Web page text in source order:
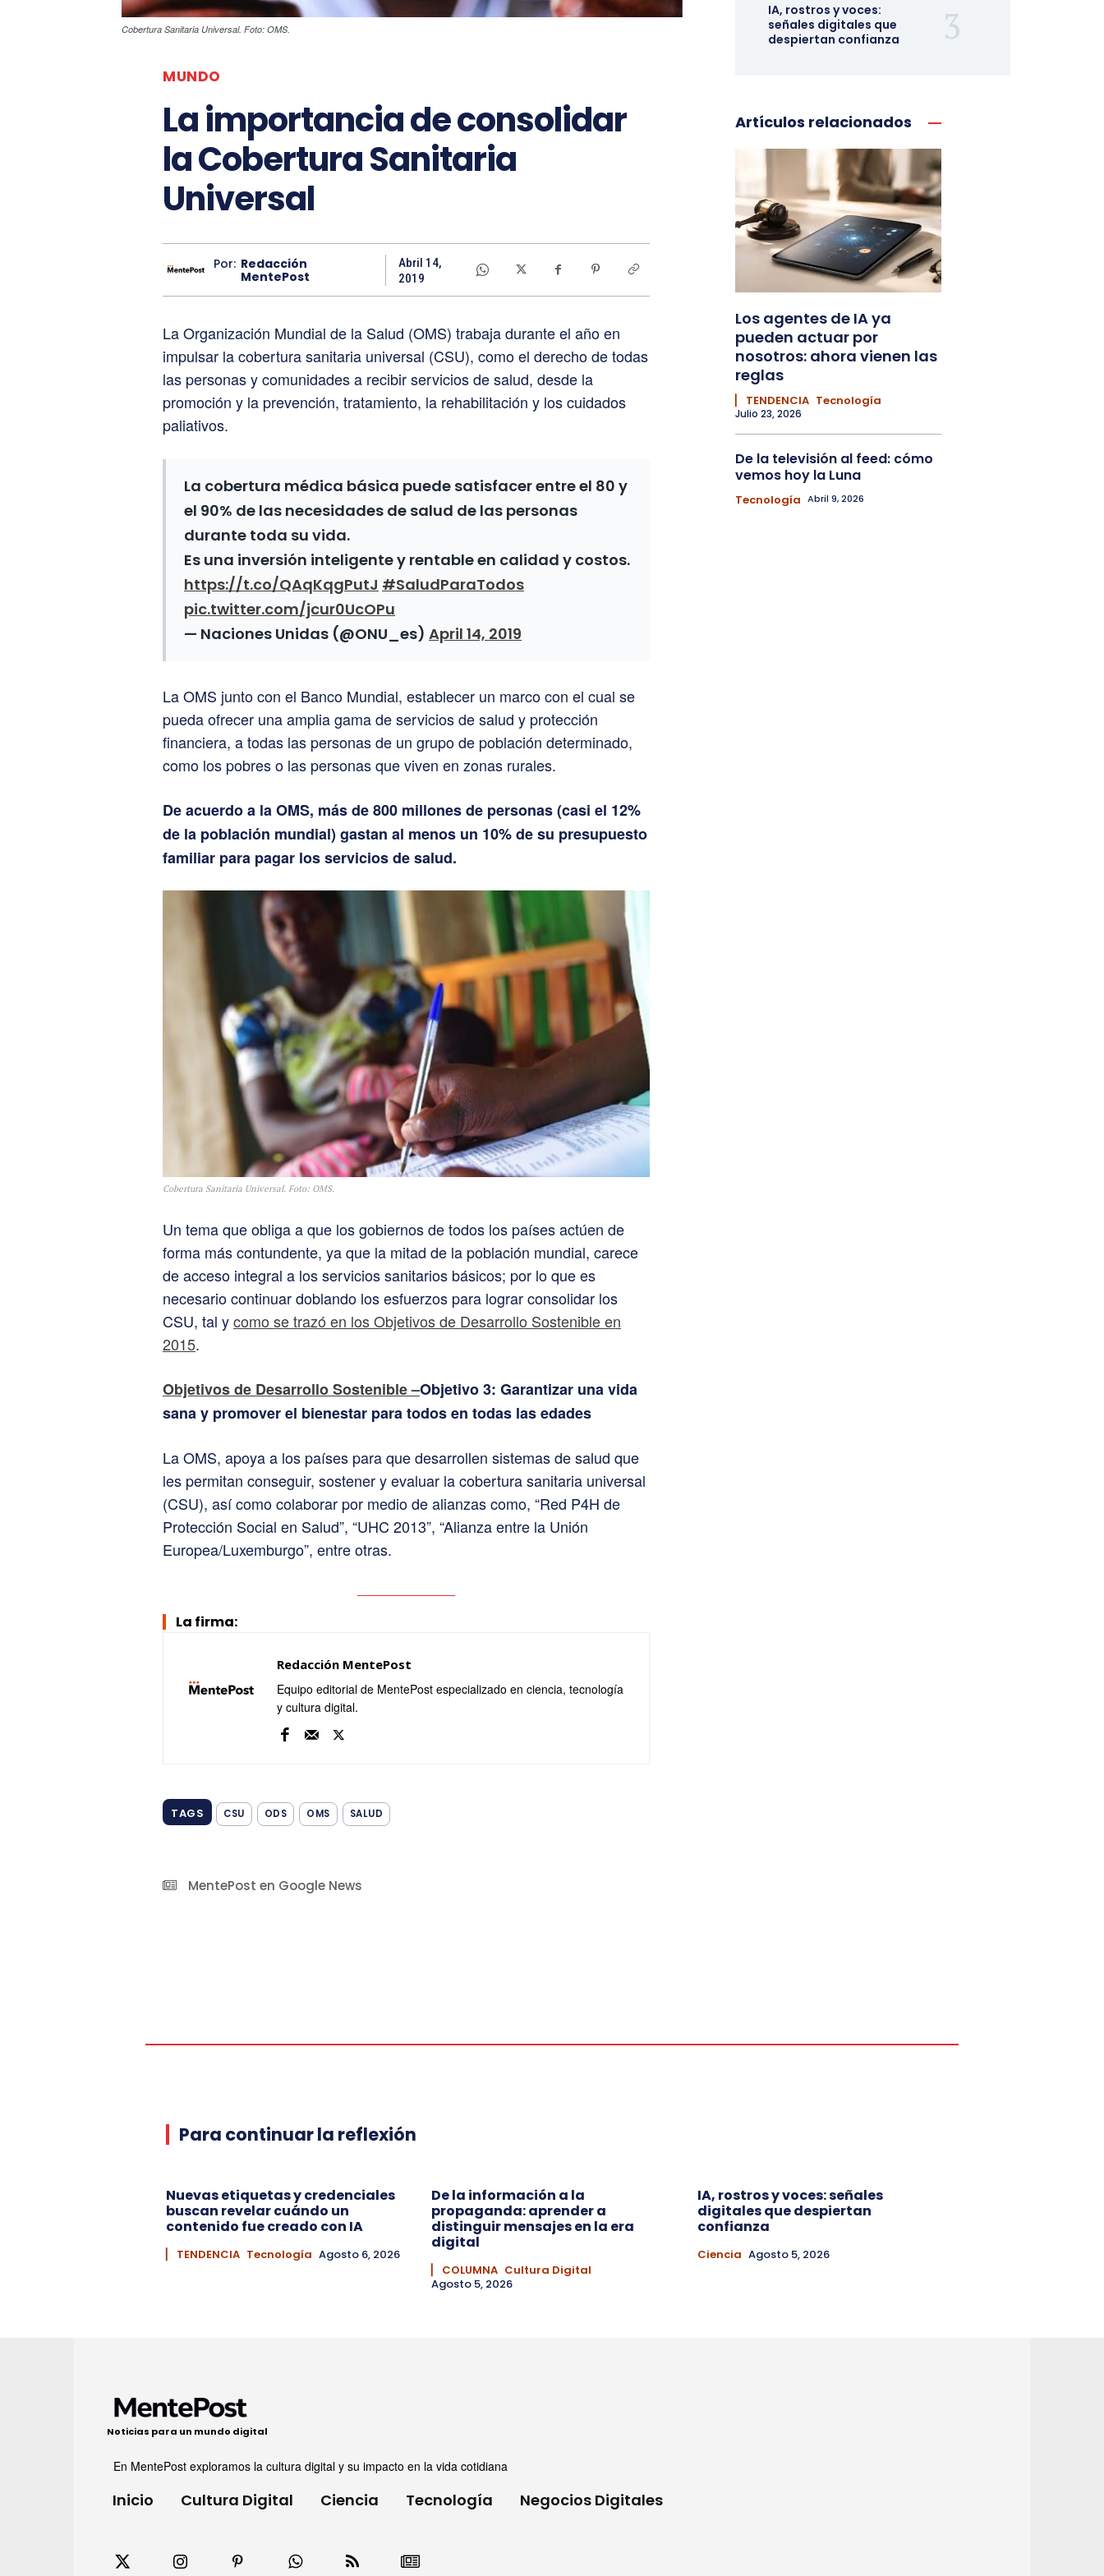
Cobertura Sanitaria Universal. Foto: OMS.
MUNDO
La importancia de consolidar
la Cobertura Sanitaria
Universal
Por: Redacción
MentePost
Abril 14,
2019
La Organización Mundial de la Salud (OMS) trabaja durante el año en
impulsar la cobertura sanitaria universal (CSU), como el derecho de todas
las personas y comunidades a recibir servicios de salud, desde la
promoción y la prevención, tratamiento, la rehabilitación y los cuidados
paliativos.
La cobertura médica básica puede satisfacer entre el 80 y
el 90% de las necesidades de salud de las personas
durante toda su vida.
Es una inversión inteligente y rentable en calidad y costos.
https://t.co/QAqKqgPutJ #SaludParaTodos
pic.twitter.com/jcur0UcOPu
— Naciones Unidas (@ONU_es) April 14, 2019
La OMS junto con el Banco Mundial, establecer un marco con el cual se
pueda ofrecer una amplia gama de servicios de salud y protección
financiera, a todas las personas de un grupo de población determinado,
como los pobres o las personas que viven en zonas rurales.
De acuerdo a la OMS, más de 800 millones de personas (casi el 12%
de la población mundial) gastan al menos un 10% de su presupuesto
familiar para pagar los servicios de salud.
Cobertura Sanitaria Universal. Foto: OMS.
Un tema que obliga a que los gobiernos de todos los países actúen de
forma más contundente, ya que la mitad de la población mundial, carece
de acceso integral a los servicios sanitarios básicos; por lo que es
necesario continuar doblando los esfuerzos para lograr consolidar los
CSU, tal ycomo se trazó en los Objetivos de Desarrollo Sostenible en
2015.
Objetivos de Desarrollo Sostenible –Objetivo 3: Garantizar una vida
sana y promover el bienestar para todos en todas las edades
La OMS, apoya a los países para que desarrollen sistemas de salud que
les permitan conseguir, sostener y evaluar la cobertura sanitaria universal
(CSU), así como colaborar por medio de alianzas como, “Red P4H de
Protección Social en Salud”, “UHC 2013”, “Alianza entre la Unión
Europea/Luxemburgo”, entre otras.
La firma:
Redacción MentePost
Equipo editorial de MentePost especializado en ciencia, tecnología
y cultura digital.
TAGS CSU ODS OMS SALUD
MentePost en Google News
IA, rostros y voces:
señales digitales que
despiertan confianza
Artículos relacionados
Los agentes de IA ya
pueden actuar por
nosotros: ahora vienen las
reglas
▏ TENDENCIA Tecnología
Julio 23, 2026
De la televisión al feed: cómo
vemos hoy la Luna
Tecnología Abril 9, 2026
Para continuar la reflexión
Nuevas etiquetas y credenciales
buscan revelar cuándo un
contenido fue creado con IA
▏ TENDENCIA Tecnología Agosto 6, 2026
De la información a la
propaganda: aprender a
distinguir mensajes en la era
digital
▏ COLUMNA Cultura Digital
Agosto 5, 2026
IA, rostros y voces: señales
digitales que despiertan
confianza
Ciencia Agosto 5, 2026
Noticias para un mundo digital
En MentePost exploramos la cultura digital y su impacto en la vida cotidiana
Inicio Cultura Digital Ciencia Tecnología Negocios Digitales